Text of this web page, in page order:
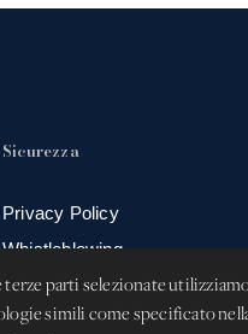
terze parti selezionate
simili come specificato
Sicurezza
Privacy Policy
Whistleblowing -
Segnalazione illeciti